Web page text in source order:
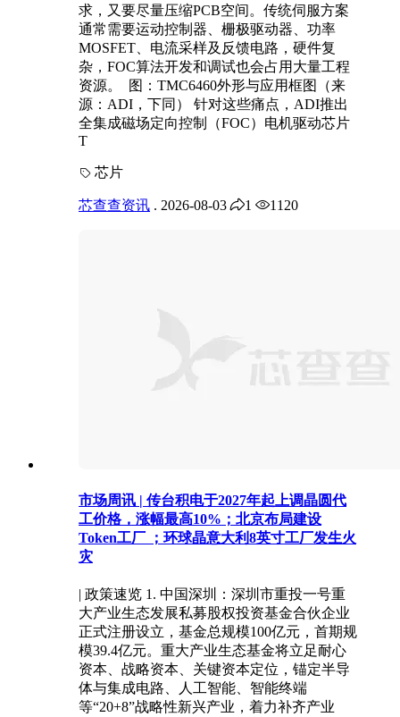
求，又要尽量压缩PCB空间。传统伺服方案
通常需要运动控制器、栅极驱动器、功率
MOSFET、电流采样及反馈电路，硬件复
杂，FOC算法开发和调试也会占用大量工程
资源。 图：TMC6460外形与应用框图（来
源：ADI，下同） 针对这些痛点，ADI推出
全集成磁场定向控制（FOC）电机驱动芯片
T
芯片
芯查查资讯 . 2026-08-03 1 1120
市场周讯 | 传台积电于2027年起上调晶圆代
工价格，涨幅最高10%；北京布局建设
Token工厂 ；环球晶意大利8英寸工厂发生火
灾
| 政策速览 1. 中国深圳：深圳市重投一号重
大产业生态发展私募股权投资基金合伙企业
正式注册设立，基金总规模100亿元，首期规
模39.4亿元。重大产业生态基金将立足耐心
资本、战略资本、关键资本定位，锚定半导
体与集成电路、人工智能、智能终端
等“20+8”战略性新兴产业，着力补齐产业